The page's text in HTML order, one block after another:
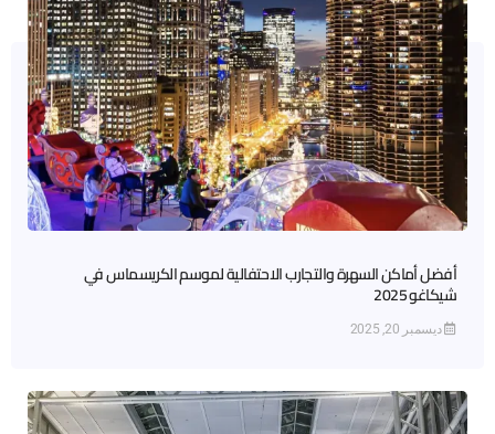
أفضل أماكن السهرة والتجارب الاحتفالية لموسم الكريسماس في
شيكاغو 2025
ديسمبر 20, 2025